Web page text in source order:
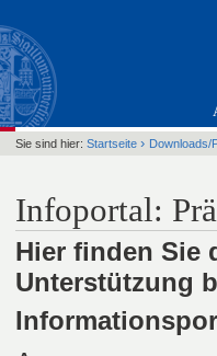
Sie sind hier: Startseite › Downloads/
Infoportal:
Hier finden Sie
Unterstützung